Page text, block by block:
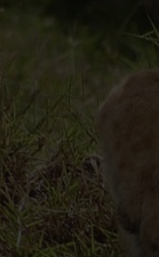
Dag 5 – Tsavo /
Dag 6 – Badeferie på
Dag 7 – Badeferie på
Dag 8 – Badeferie på
Dag 9 – Badeferie på
Dag 10 – Diani Beach